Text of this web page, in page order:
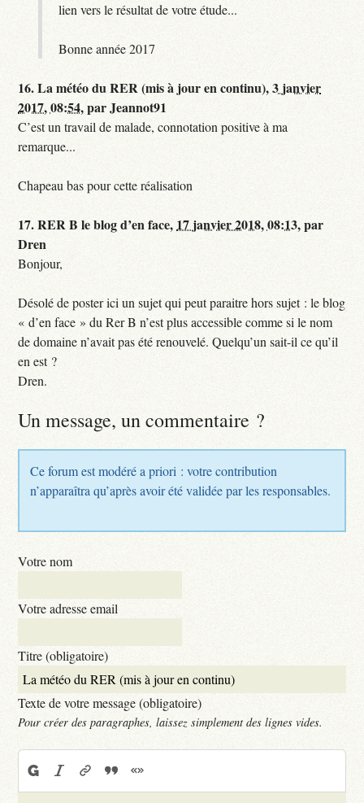
lien vers le résultat de votre étude...
Bonne année 2017
16.La météo du RER (mis à jour en continu),3 janvier
2017, 08:54,parJeannot91
C’est un travail de malade, connotation positive à ma
remarque...
Chapeau bas pour cette réalisation
17.RER B le blog d’en face, 17 janvier 2018, 08:13,par
Dren
Bonjour,
Désolé de poster ici un sujet qui peut paraitre hors sujet : le blog
« d’en face » du Rer B n’est plus accessible comme si le nom
de domaine n’avait pas été renouvelé. Quelqu’un sait-il ce qu’il
en est ?
Dren.
Un message, un commentaire ?
Ce forum est modéré a priori : votre contribution
n’apparaîtra qu’après avoir été validée par les responsables.
Votre nom
Votre adresse email
Titre (obligatoire)
Texte de votre message (obligatoire)
Pour créer des paragraphes, laissez simplement des lignes vides.